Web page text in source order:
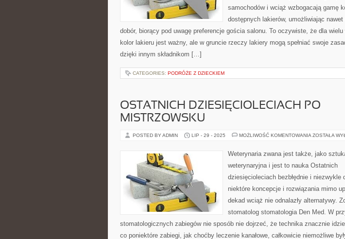
samochodów i wciąż wzbogacają gamę
dostępnych lakierów, umożliwiając nawet
dobór, biorący pod uwagę preferencje gościa salonu. To oczywiste, że dla wielu
kolor lakieru jest ważny, ale w gruncie rzeczy lakiery mogą spełniać swoje
dzięki innym składnikom […]
CATEGORIES: PODRÓŻE Z DZIECKIEM
OSTATNICH DZIESIĘCIOLECIACH PO
MISTRZOWSKU
POSTED BY ADMIN LIP - 29 - 2025 MOŻLIWOŚĆ KOMENTOWANIA OSTATNICH
ZOSTAŁA
Weterynaria zwana jest także, jako
weterynaryjna i jest to nauka Ostatnich
dziesięcioleciach bezbłędnie i niezwykle
niektóre koncepcje i rozwiązania mimo
dekad wciąż nie odnalazły alternatywy.
stomatolog stomatologia Den Med. W
stomatologicznych zabiegów nie sposób nie dojrzeć, że technika znacznie
co poniektóre zabiegi, jak choćby leczenie kanałowe, całkowicie niemożliwe